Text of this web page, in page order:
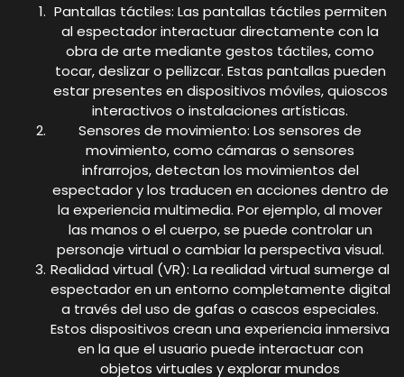
Pantallas táctiles: Las pantallas táctiles permiten
al espectador interactuar directamente con la
obra de arte mediante gestos táctiles, como
tocar, deslizar o pellizcar. Estas pantallas pueden
estar presentes en dispositivos móviles, quioscos
interactivos o instalaciones artísticas.
Sensores de movimiento: Los sensores de
movimiento, como cámaras o sensores
infrarrojos, detectan los movimientos del
espectador y los traducen en acciones dentro de
la experiencia multimedia. Por ejemplo, al mover
las manos o el cuerpo, se puede controlar un
personaje virtual o cambiar la perspectiva visual.
Realidad virtual (VR): La realidad virtual sumerge al
espectador en un entorno completamente digital
a través del uso de gafas o cascos especiales.
Estos dispositivos crean una experiencia inmersiva
en la que el usuario puede interactuar con
objetos virtuales y explorar mundos